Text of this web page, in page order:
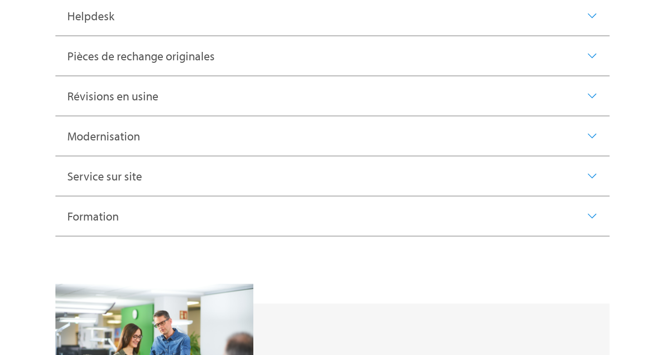
Helpdesk
Pièces de rechange originales
Révisions en usine
Modernisation
Service sur site
Formation